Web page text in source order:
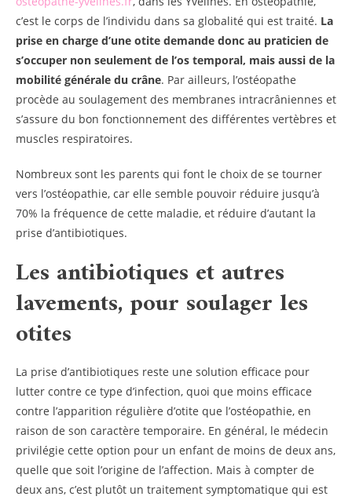
c’est le corps de l’individu dans sa globalité qui est traité. La
prise en charge d’une otite demande donc au praticien de
s’occuper non seulement de l’os temporal, mais aussi de la
mobilité générale du crâne. Par ailleurs, l’ostéopathe
procède au soulagement des membranes intracrâniennes et
s’assure du bon fonctionnement des différentes vertèbres et
muscles respiratoires.
Nombreux sont les parents qui font le choix de se tourner
vers l’ostéopathie, car elle semble pouvoir réduire jusqu’à
70% la fréquence de cette maladie, et réduire d’autant la
prise d’antibiotiques.
Les antibiotiques et autres
lavements, pour soulager les
otites
La prise d’antibiotiques reste une solution efficace pour
lutter contre ce type d’infection, quoi que moins efficace
contre l’apparition régulière d’otite que l’ostéopathie, en
raison de son caractère temporaire. En général, le médecin
privilégie cette option pour un enfant de moins de deux ans,
quelle que soit l’origine de l’affection. Mais à compter de
deux ans, c’est plutôt un traitement symptomatique qui est